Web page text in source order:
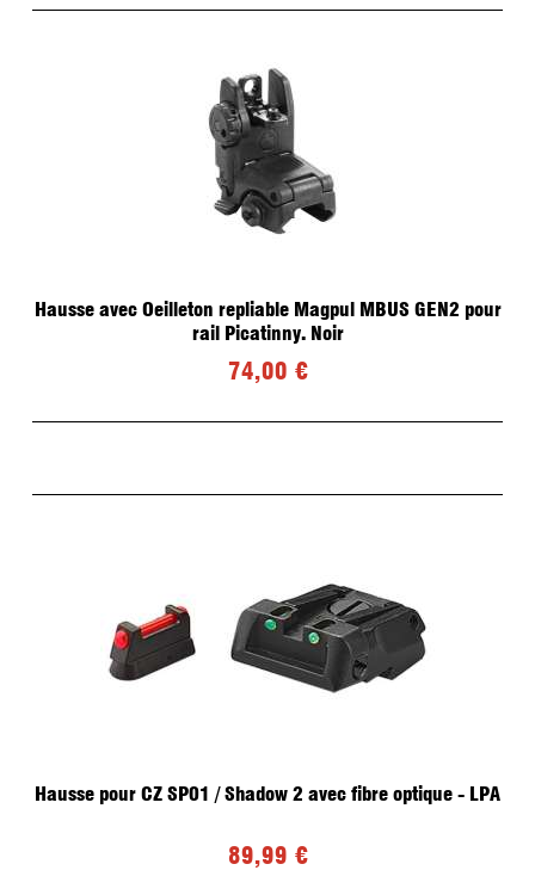
Hausse avec Oeilleton repliable Magpul MBUS GEN2 pour
rail Picatinny. Noir
74,00 €
Hausse pour CZ SP01 / Shadow 2 avec fibre optique - LPA
89,99 €